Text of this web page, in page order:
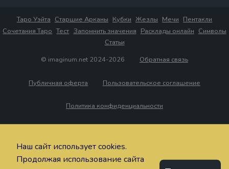
Таро Уэйта Старшие Арканы Кубки Жезлы Мечи Пентакли
Сочетания Таро Тест Запомнить значения Расклады онлайн Символы
Статьи
© imaginum.net 2024-2026
Обратная связь
Публичная оферта Пользовательское соглашение
Политика конфиденциальности
Наш сайт использует cookies.
Продолжая использование сайта